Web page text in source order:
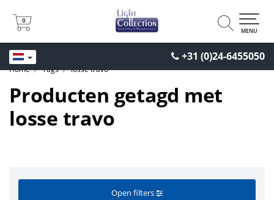
+31 (0)24-6455050
0
0
MENU
Home Tags losse travo
Producten getagd met
losse travo
Open filters